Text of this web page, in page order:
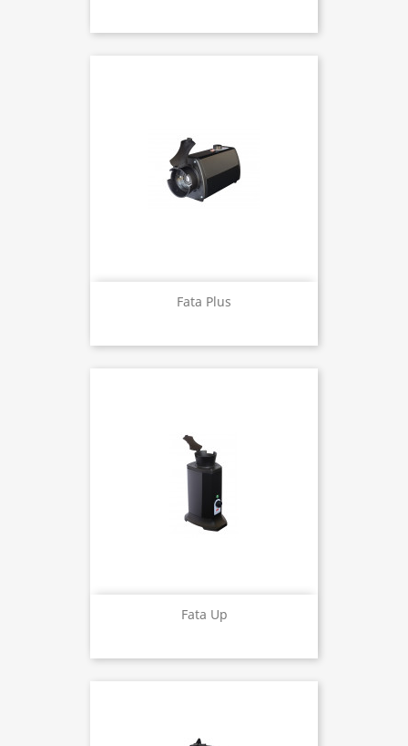
Fata Plus
Fata Up